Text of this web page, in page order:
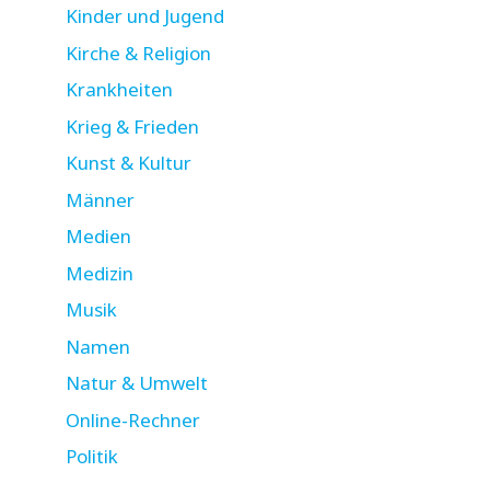
Kinder und Jugend
Kirche & Religion
Krankheiten
Krieg & Frieden
Kunst & Kultur
Männer
Medien
Medizin
Musik
Namen
Natur & Umwelt
Online-Rechner
Politik